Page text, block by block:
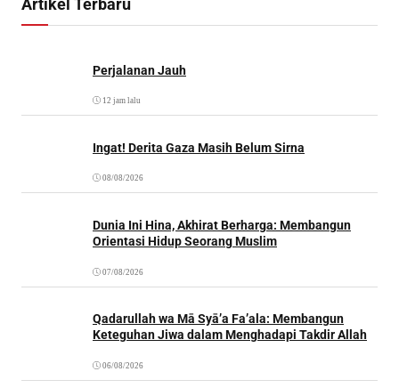
Artikel Terbaru
Perjalanan Jauh
12 jam lalu
Ingat! Derita Gaza Masih Belum Sirna
08/08/2026
Dunia Ini Hina, Akhirat Berharga: Membangun
Orientasi Hidup Seorang Muslim
07/08/2026
Qadarullah wa Mā Syā’a Fa’ala: Membangun
Keteguhan Jiwa dalam Menghadapi Takdir Allah
06/08/2026